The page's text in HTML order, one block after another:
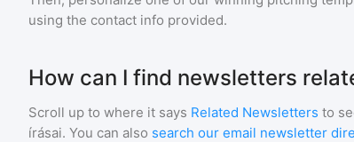
using the contact info provided.
How can I find newsletters
Scroll up to where it says Related Newsletters to
írásai. You can also search our email newsletter